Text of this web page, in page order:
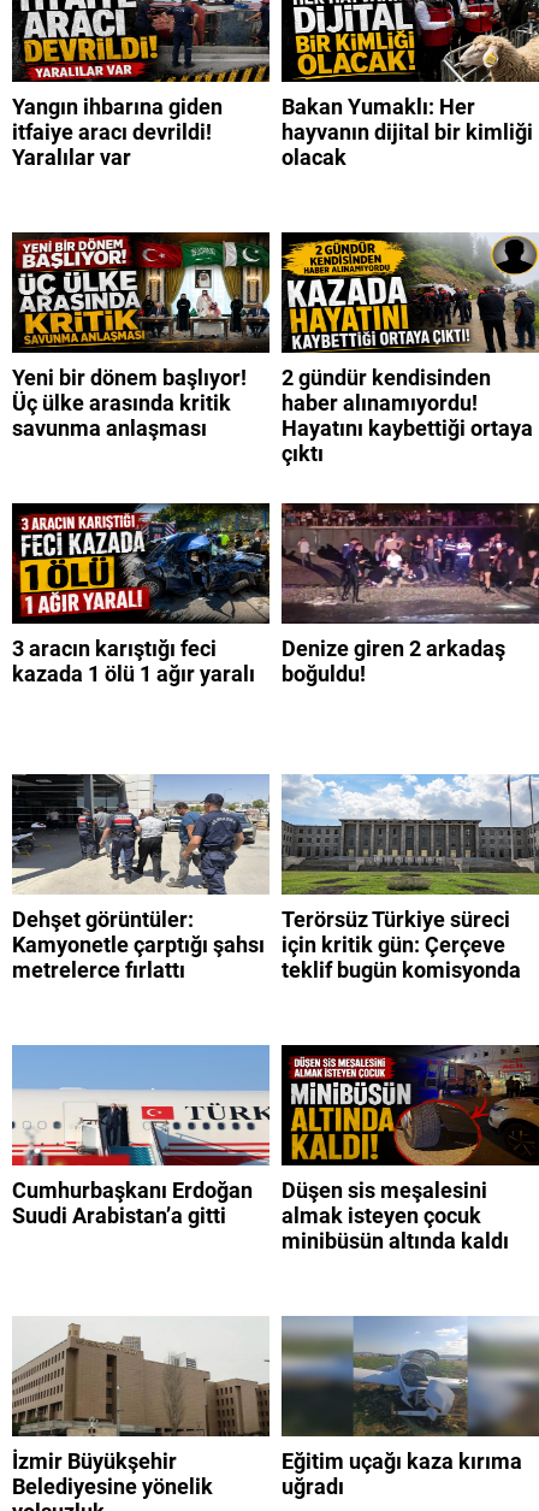
Yangın ihbarına giden
itfaiye aracı devrildi!
Yaralılar var
Bakan Yumaklı: Her
hayvanın dijital bir kimliği
olacak
Yeni bir dönem başlıyor!
Üç ülke arasında kritik
savunma anlaşması
2 gündür kendisinden
haber alınamıyordu!
Hayatını kaybettiği ortaya
çıktı
3 aracın karıştığı feci
kazada 1 ölü 1 ağır yaralı
Denize giren 2 arkadaş
boğuldu!
Dehşet görüntüler:
Kamyonetle çarptığı şahsı
metrelerce fırlattı
Terörsüz Türkiye süreci
için kritik gün: Çerçeve
teklif bugün komisyonda
Cumhurbaşkanı Erdoğan
Suudi Arabistan’a gitti
Düşen sis meşalesini
almak isteyen çocuk
minibüsün altında kaldı
İzmir Büyükşehir
Belediyesine yönelik
Eğitim uçağı kaza kırıma
uğradı